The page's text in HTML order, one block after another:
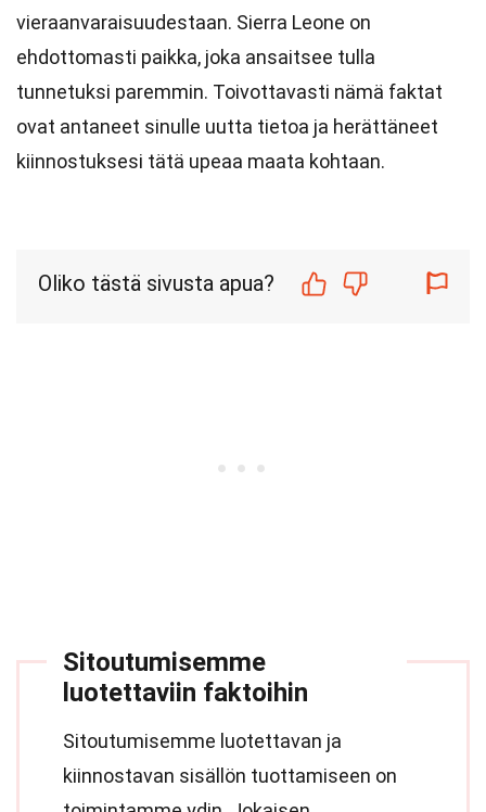
vieraanvaraisuudestaan. Sierra Leone on
ehdottomasti paikka, joka ansaitsee tulla
tunnetuksi paremmin. Toivottavasti nämä faktat
ovat antaneet sinulle uutta tietoa ja herättäneet
kiinnostuksesi tätä upeaa maata kohtaan.
Oliko tästä sivusta apua?
Sitoutumisemme
luotettaviin faktoihin
Sitoutumisemme luotettavan ja
kiinnostavan sisällön tuottamiseen on